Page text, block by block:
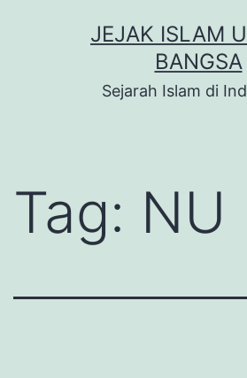
JEJAK ISLAM
BANGSA
Sejarah Islam di
Tag: NU